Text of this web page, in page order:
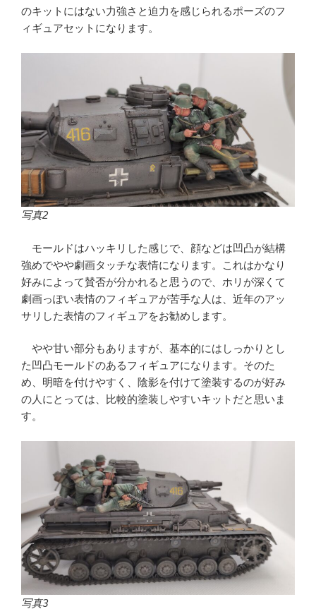
のキットにはない力強さと迫力を感じられるポーズのフ
ィギュアセットになります。
写真2
モールドはハッキリした感じで、顔などは凹凸が結構
強めでやや劇画タッチな表情になります。これはかなり
好みによって賛否が分かれると思うので、ホリが深くて
劇画っぽい表情のフィギュアが苦手な人は、近年のアッ
サリした表情のフィギュアをお勧めします。
やや甘い部分もありますが、基本的にはしっかりとし
た凹凸モールドのあるフィギュアになります。そのた
め、明暗を付けやすく、陰影を付けて塗装するのが好み
の人にとっては、比較的塗装しやすいキットだと思いま
す。
写真3